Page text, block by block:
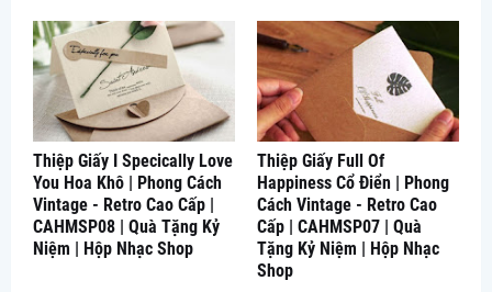
Thiệp Giấy I Specically Love
You Hoa Khô | Phong Cách
Vintage - Retro Cao Cấp |
CAHMSP08 | Quà Tặng Kỷ
Niệm | Hộp Nhạc Shop
Thiệp Giấy Full Of
Happiness Cổ Điển | Phong
Cách Vintage - Retro Cao
Cấp | CAHMSP07 | Quà
Tặng Kỷ Niệm | Hộp Nhạc
Shop